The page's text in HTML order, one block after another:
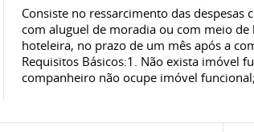
Consiste no ressarcimento das
com aluguel de moradia ou com meio
hoteleira, no prazo de um mês após a
Requisitos Básicos:1. Não exista imóvel
companheiro não ocupe imóvel